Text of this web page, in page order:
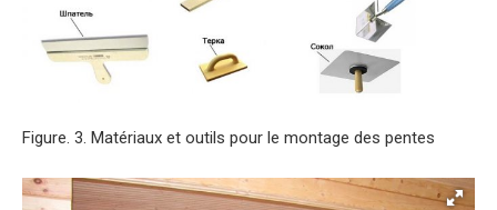
Figure. 3. Matériaux et outils pour le montage des pentes